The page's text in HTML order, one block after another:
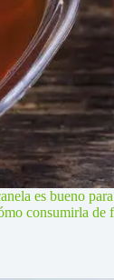
es bueno
consumirla de